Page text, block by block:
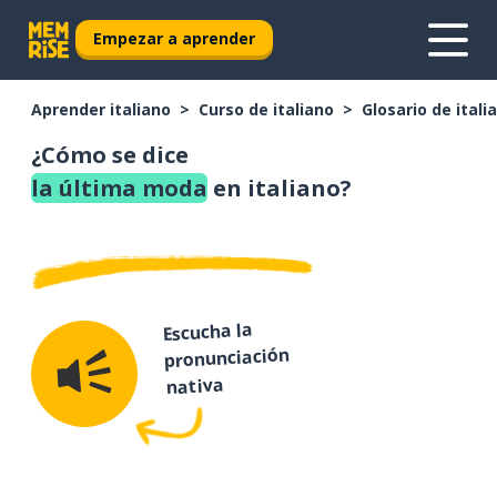
Empezar a aprender
Aprender italiano Curso de italiano Glosario de
¿Cómo se dice
la última moda en italiano?
Escucha la
pronunciación
nativa